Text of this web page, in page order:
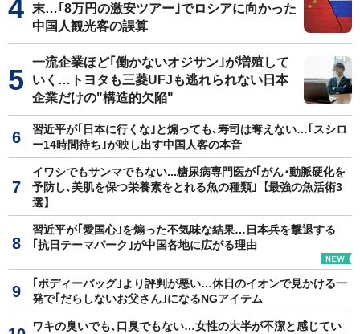
末…｢8万円の激安ツアー｣でロシアに向かった
中国人観光客の誤算
一流企業ほど｢働かないオジサン｣が増殖して
いく…トヨタも三菱UFJも逃れられない日本
企業だけの"構造的欠陥"
習近平が｢日本に行くな｣と煽っても､寿司は奪えない…｢スシロ
ー14時間待ち｣が映し出す中国人客の本音
イワシでもサンマでもない...糖尿病専門医が｢がん･動脈硬化を
予防し､美肌を保つ栄養素をとれる魚の種類｣【最強の魚活術3
選】
習近平が｢愛国心｣を煽った不気味な結果…日本兵を撃退する
｢抗日テーマパーク｣が中国各地に広がる理由
｢ボディーバッグ｣より評判が悪い…休日のイオンで見かける一
発で｢だらしないお父さん｣になるNGアイテム
ワキの臭いでも､口臭でもない…女性の大半が不潔と感じてい